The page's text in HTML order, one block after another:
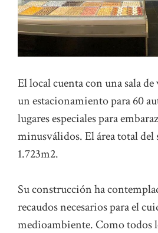
El local cuenta con una sala
un estacionamiento para 60
lugares especiales para
minusválidos. El área total del
1.723m2.
Su construcción ha
recaudos necesarios para el
medioambiente. Como todos